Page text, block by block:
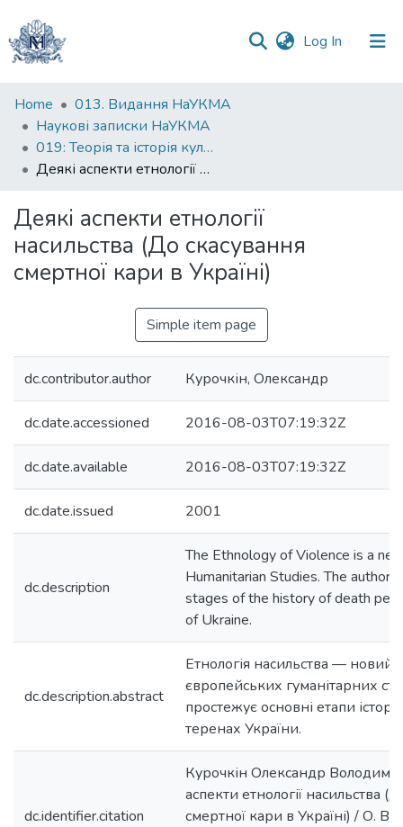
Log In (current)
Communities
&
Collections
All of DSpace
Statistics
Home
013. Видання НаУКМА
Наукові записки НаУКМА
019: Теорія та історія культури
Деякі аспекти етнології насильства (До скасування смертної кари в Україні)
Деякі аспекти етнології
насильства (До скасування
смертної кари в Україні)
Simple item page
dc.contributor.author Курочкін, Олександр
dc.date.accessioned 2016-08-03T07:19:32Z
dc.date.available 2016-08-03T07:19:32Z
dc.date.issued 2001
dc.description
The Ethnology of Violence is a
Humanitarian Studies. The author
stages of the history of death
of Ukraine.
dc.description.abstract
Етнологія насильства — новий
європейських гуманітарних
простежує основні етапи
теренах України.
dc.identifier.citation
Курочкін Олександр
аспекти етнології насильства
смертної кари в Україні) / О. В.